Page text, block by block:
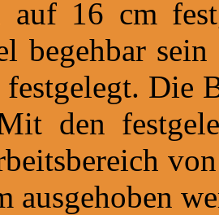
auf 16 cm
begehbar
Die
den
ausgehoben